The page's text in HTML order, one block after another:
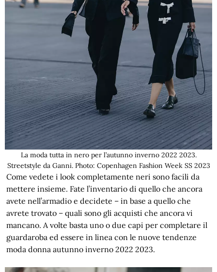
La moda tutta in nero per l’autunno inverno 2022 2023.
Streetstyle da Ganni. Photo: Copenhagen Fashion Week SS 2023
Come vedete i look completamente neri sono facili da
mettere insieme. Fate l’inventario di quello che ancora
avete nell’armadio e decidete – in base a quello che
avrete trovato – quali sono gli acquisti che ancora vi
mancano. A volte basta uno o due capi per completare il
guardaroba ed essere in linea con le nuove tendenze
moda donna autunno inverno 2022 2023.